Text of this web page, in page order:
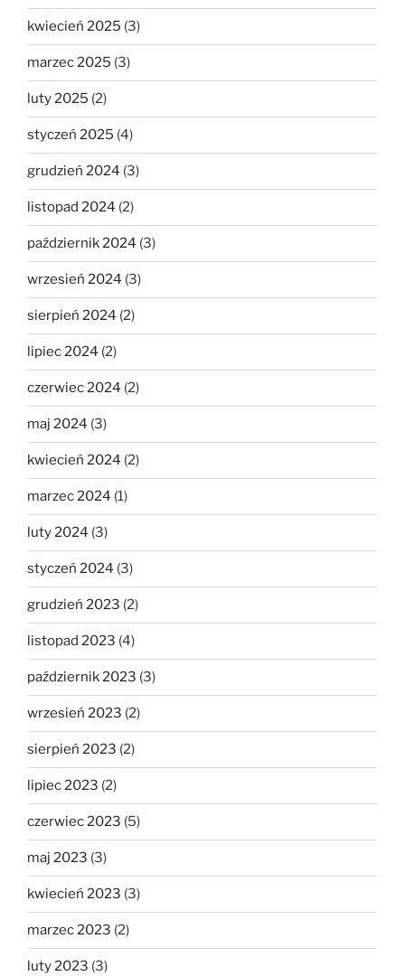
kwiecień 2025 (3)
marzec 2025 (3)
luty 2025 (2)
styczeń 2025 (4)
grudzień 2024 (3)
listopad 2024 (2)
październik 2024 (3)
wrzesień 2024 (3)
sierpień 2024 (2)
lipiec 2024 (2)
czerwiec 2024 (2)
maj 2024 (3)
kwiecień 2024 (2)
marzec 2024 (1)
luty 2024 (3)
styczeń 2024 (3)
grudzień 2023 (2)
listopad 2023 (4)
październik 2023 (3)
wrzesień 2023 (2)
sierpień 2023 (2)
lipiec 2023 (2)
czerwiec 2023 (5)
maj 2023 (3)
kwiecień 2023 (3)
marzec 2023 (2)
luty 2023 (3)